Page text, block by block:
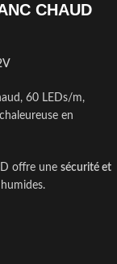
CHAUD
60 LEDs/m,
en
offre une sécurité et